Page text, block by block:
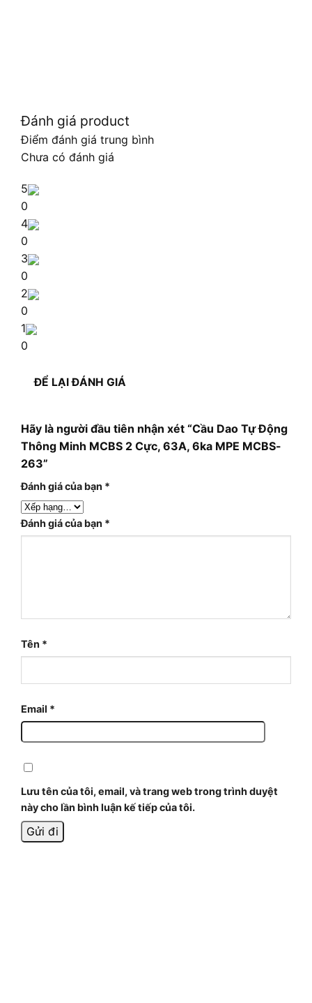
Đánh giá product
Điểm đánh giá trung bình
Chưa có đánh giá
5
0
4
0
3
0
2
0
1
0
ĐỂ LẠI ĐÁNH GIÁ
Hãy là người đầu tiên nhận xét “Cầu Dao Tự Động
Thông Minh MCBS 2 Cực, 63A, 6ka MPE MCBS-
263”
Đánh giá của bạn *
Đánh giá của bạn *
Tên *
Email *
Lưu tên của tôi, email, và trang web trong trình duyệt
này cho lần bình luận kế tiếp của tôi.